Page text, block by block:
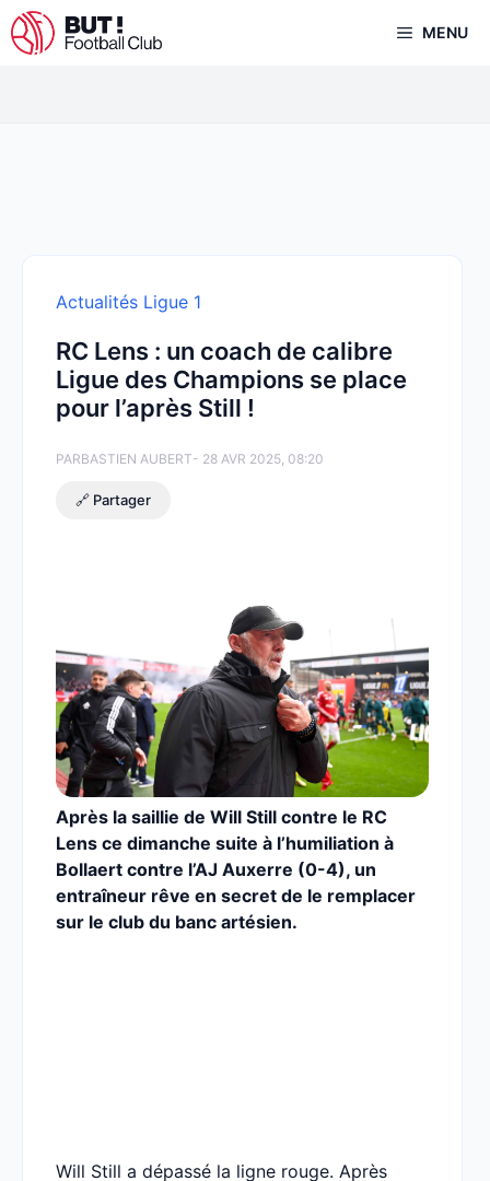
Aller
au
MENU
Actualités Ligue 1
RC Lens : un coach de calibre
Ligue des Champions se place
pour l’après Still !
PARBASTIEN AUBERT- 28 AVR 2025, 08:20
🔗 Partager
Après la saillie de Will Still contre le RC
Lens ce dimanche suite à l’humiliation à
Bollaert contre l’AJ Auxerre (0-4), un
entraîneur rêve en secret de le remplacer
sur le club du banc artésien.
Will Still a dépassé la ligne rouge. Après